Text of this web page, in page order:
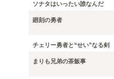
ソナタはいったい誰なんだ
廻刻の勇者
チェリー勇者と“せい”なる剣
まりも兄弟の茶飯事